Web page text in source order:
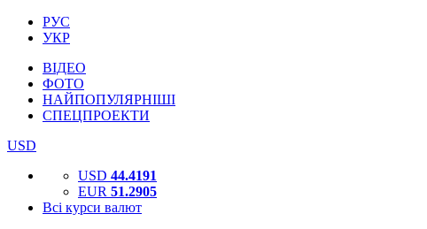
РУС
УКР
ВІДЕО
ФОТО
НАЙПОПУЛЯРНІШІ
СПЕЦПРОЕКТИ
USD
USD 44.4191
EUR 51.2905
Всі курси валют